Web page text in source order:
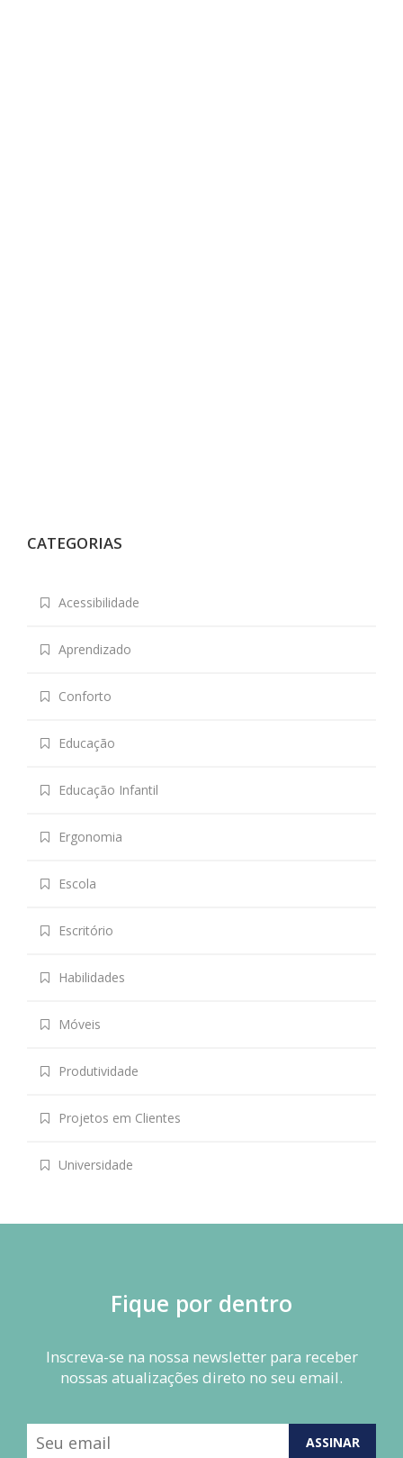
CATEGORIAS
Acessibilidade
Aprendizado
Conforto
Educação
Educação Infantil
Ergonomia
Escola
Escritório
Habilidades
Móveis
Produtividade
Projetos em Clientes
Universidade
Fique por dentro
Inscreva-se na nossa newsletter para receber
nossas atualizações direto no seu email.
ASSINAR